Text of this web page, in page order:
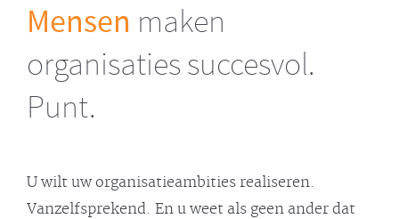
Mensen maken
organisaties succesvol.
Punt.
U wilt uw organisatieambities realiseren.
Vanzelfsprekend. En u weet als geen ander dat